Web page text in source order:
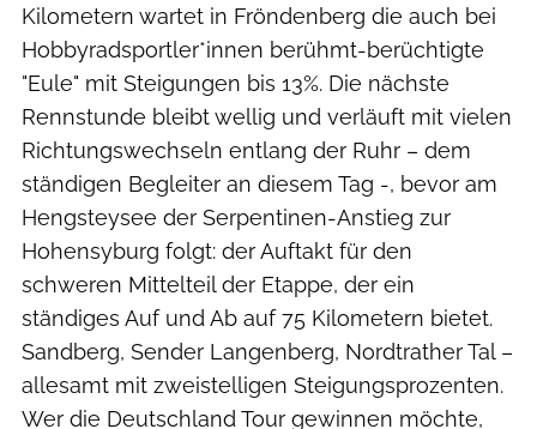
Kilometern wartet in Fröndenberg die auch bei
Hobbyradsportler*innen berühmt-berüchtigte
"Eule" mit Steigungen bis 13%. Die nächste
Rennstunde bleibt wellig und verläuft mit vielen
Richtungswechseln entlang der Ruhr – dem
ständigen Begleiter an diesem Tag -, bevor am
Hengsteysee der Serpentinen-Anstieg zur
Hohensyburg folgt: der Auftakt für den
schweren Mittelteil der Etappe, der ein
ständiges Auf und Ab auf 75 Kilometern bietet.
Sandberg, Sender Langenberg, Nordtrather Tal –
allesamt mit zweistelligen Steigungsprozenten.
Wer die Deutschland Tour gewinnen möchte,